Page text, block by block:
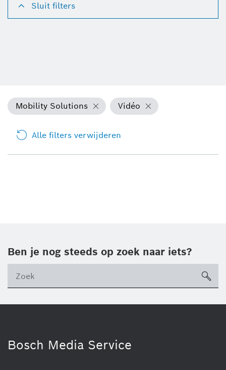
Sluit filters
Mobility Solutions Vidéo
Alle filters verwijderen
Ben je nog steeds op zoek naar iets?
Bosch Media Service